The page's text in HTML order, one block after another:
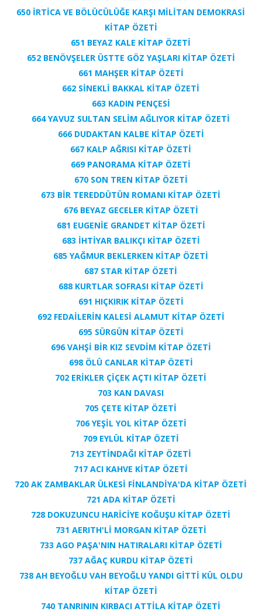
650 İRTİCA VE BÖLÜCÜLÜĞE KARŞI MİLİTAN DEMOKRASİ
KİTAP ÖZETİ
651 BEYAZ KALE KİTAP ÖZETİ
652 BENÖVŞELER ÜSTTE GÖZ YAŞLARI KİTAP ÖZETİ
661 MAHŞER KİTAP ÖZETİ
662 SİNEKLİ BAKKAL KİTAP ÖZETİ
663 KADIN PENÇESİ
664 YAVUZ SULTAN SELİM AĞLIYOR KİTAP ÖZETİ
666 DUDAKTAN KALBE KİTAP ÖZETİ
667 KALP AĞRISI KİTAP ÖZETİ
669 PANORAMA KİTAP ÖZETİ
670 SON TREN KİTAP ÖZETİ
673 BİR TEREDDÜTÜN ROMANI KİTAP ÖZETİ
676 BEYAZ GECELER KİTAP ÖZETİ
681 EUGENİE GRANDET KİTAP ÖZETİ
683 İHTİYAR BALIKÇI KİTAP ÖZETİ
685 YAĞMUR BEKLERKEN KİTAP ÖZETİ
687 STAR KİTAP ÖZETİ
688 KURTLAR SOFRASI KİTAP ÖZETİ
691 HIÇKIRIK KİTAP ÖZETİ
692 FEDAİLERİN KALESİ ALAMUT KİTAP ÖZETİ
695 SÜRGÜN KİTAP ÖZETİ
696 VAHŞİ BİR KIZ SEVDİM KİTAP ÖZETİ
698 ÖLÜ CANLAR KİTAP ÖZETİ
702 ERİKLER ÇİÇEK AÇTI KİTAP ÖZETİ
703 KAN DAVASI
705 ÇETE KİTAP ÖZETİ
706 YEŞİL YOL KİTAP ÖZETİ
709 EYLÜL KİTAP ÖZETİ
713 ZEYTİNDAĞI KİTAP ÖZETİ
717 ACI KAHVE KİTAP ÖZETİ
720 AK ZAMBAKLAR ÜLKESİ FİNLANDİYA'DA KİTAP ÖZETİ
721 ADA KİTAP ÖZETİ
728 DOKUZUNCU HARİCİYE KOĞUŞU KİTAP ÖZETİ
731 AERITH'Lİ MORGAN KİTAP ÖZETİ
733 AGO PAŞA'NIN HATIRALARI KİTAP ÖZETİ
737 AĞAÇ KURDU KİTAP ÖZETİ
738 AH BEYOĞLU VAH BEYOĞLU YANDI GİTTİ KÜL OLDU
KİTAP ÖZETİ
740 TANRININ KIRBACI ATTİLA KİTAP ÖZETİ